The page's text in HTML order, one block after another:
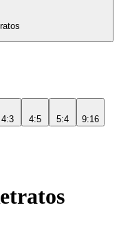
4:3 4:5 5:4 9:16